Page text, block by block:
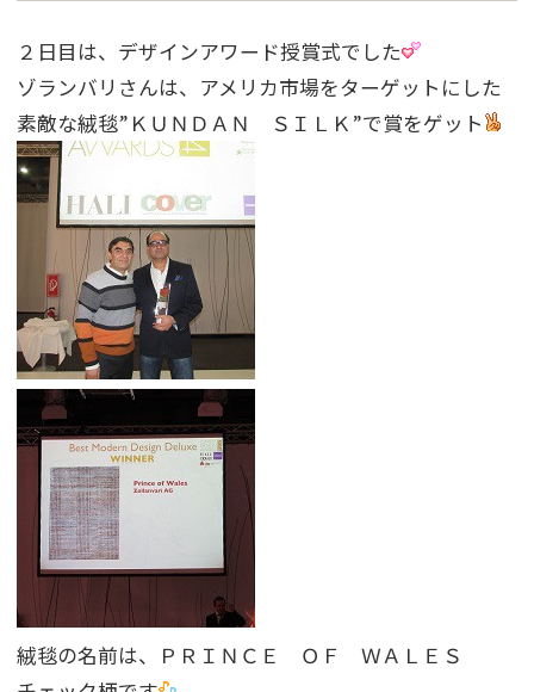
２日目は、デザインアワード授賞式でした
ゾランバリさんは、アメリカ市場をターゲットにした
素敵な絨毯”ＫＵＮＤＡＮ ＳＩＬＫ”で賞をゲット
絨毯の名前は、ＰＲＩＮＣＥ ＯＦ ＷＡＬＥＳ